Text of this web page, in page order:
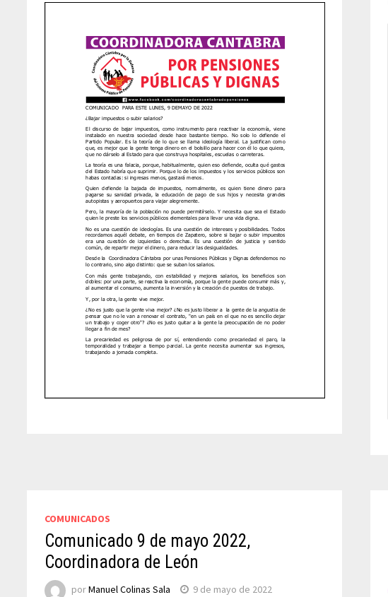
COMUNICADOS
Comunicado 9 de mayo 2022,
Coordinadora de León
porManuel Colinas Sala 9 de mayo de 2022